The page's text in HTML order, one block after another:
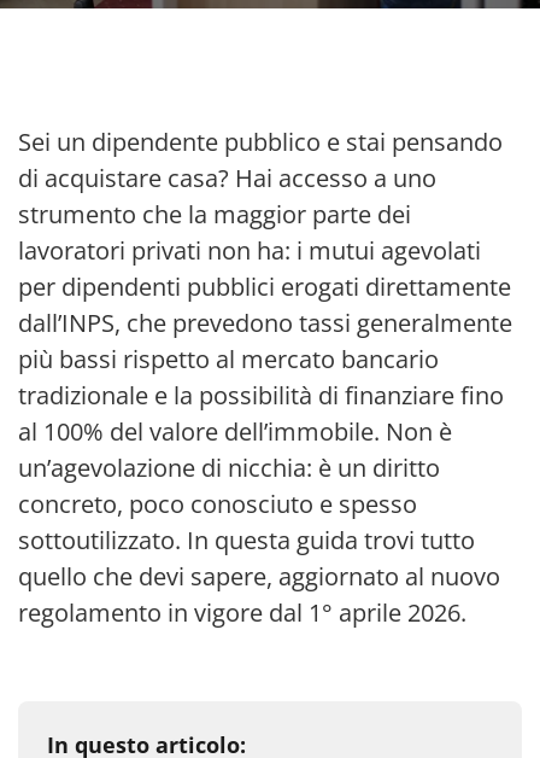
Sei un dipendente pubblico e stai pensando
di acquistare casa? Hai accesso a uno
strumento che la maggior parte dei
lavoratori privati non ha: i mutui agevolati
per dipendenti pubblici erogati direttamente
dall’INPS, che prevedono tassi generalmente
più bassi rispetto al mercato bancario
tradizionale e la possibilità di finanziare fino
al 100% del valore dell’immobile. Non è
un’agevolazione di nicchia: è un diritto
concreto, poco conosciuto e spesso
sottoutilizzato. In questa guida trovi tutto
quello che devi sapere, aggiornato al nuovo
regolamento in vigore dal 1° aprile 2026.
In questo articolo: